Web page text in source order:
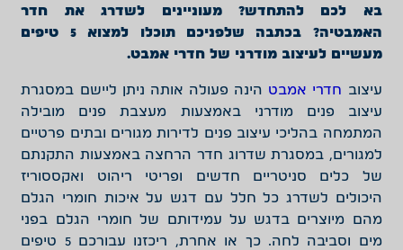
בא לכם להתחדש? מעוניינים לשדרג את חדר
האמבטיה? בכתבה שלפניכם תוכלו למצוא 5 טיפים
מעשיים לעיצוב מודרני של חדרי אמבט.
עיצוב חדרי אמבט הינה פעולה אותה ניתן ליישם במסגרת
עיצוב פנים מודרני באמצעות מעצבת פנים מובילה
המתמחה בהליכי עיצוב פנים לדירות מגורים ובתים פרטיים
למגורים, במסגרת שדרוג חדר הרחצה באמצעות התקנתם
של כלים סניטריים חדשים ופריטי ריהוט ואקססוריז
היכולים לשדרג כל חלל עם דגש על איכות חומרי הגלם
מהם מיוצרים בדגש על עמידותם של חומרי הגלם בפני
מים וסביבה לחה. כך או אחרת, ריכזנו עבורכם 5 טיפים